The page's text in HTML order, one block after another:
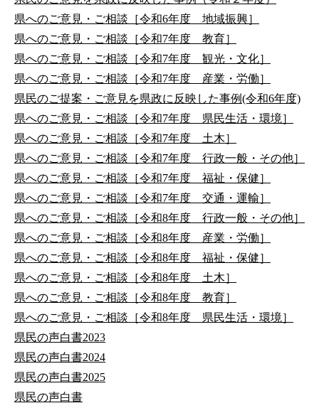
県へのご意見・ご相談［令和6年度 地域振興］
県へのご意見・ご相談［令和7年度 教育］
県へのご意見・ご相談［令和7年度 観光・文化］
県へのご意見・ご相談［令和7年度 産業・労働］
県民のご提案・ご意見を県政に反映した事例(令和6年度)
県へのご意見・ご相談［令和7年度 県民生活・環境］
県へのご意見・ご相談［令和7年度 土木］
県へのご意見・ご相談［令和7年度 行政一般・その他］
県へのご意見・ご相談［令和7年度 福祉・保健］
県へのご意見・ご相談［令和7年度 交通・運輸］
県へのご意見・ご相談［令和8年度 行政一般・その他］
県へのご意見・ご相談［令和8年度 産業・労働］
県へのご意見・ご相談［令和8年度 福祉・保健］
県へのご意見・ご相談［令和8年度 土木］
県へのご意見・ご相談［令和8年度 教育］
県へのご意見・ご相談［令和8年度 県民生活・環境］
県民の声白書2023
県民の声白書2024
県民の声白書2025
県民の声白書